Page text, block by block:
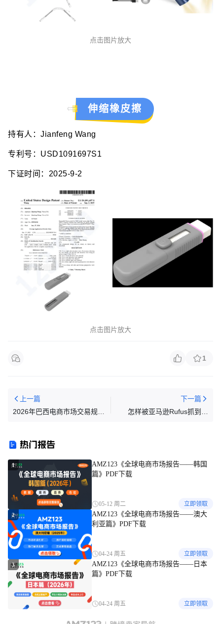
点击图片放大
伸缩橡皮擦
持有人：Jianfeng Wang
专利号：USD1091697S1
下证时间：2025-9-2
点击图片放大
1
上一篇
2026年巴西电商市场交易规模
下一篇
怎样被亚马逊Rufus抓到卖
热门报告
1
AMZ123《全球电商市场报告——韩国
篇》PDF下载
05-12 周二 立即领取
2
AMZ123《全球电商市场报告——澳大
利亚篇》PDF下载
04-24 周五 立即领取
3
AMZ123《全球电商市场报告——日本
篇》PDF下载
04-24 周五 立即领取